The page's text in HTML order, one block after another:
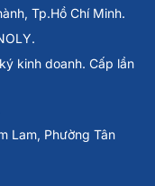
Tp.Hồ Chí Minh.
kinh doanh. Cấp lần
Lam, Phường Tân